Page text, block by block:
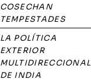
COSECHAN
TEMPESTADES
LA POLÍTICA
EXTERIOR
MULTIDIRECCIONAL
DE INDIA